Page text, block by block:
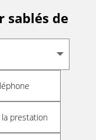
sablés de